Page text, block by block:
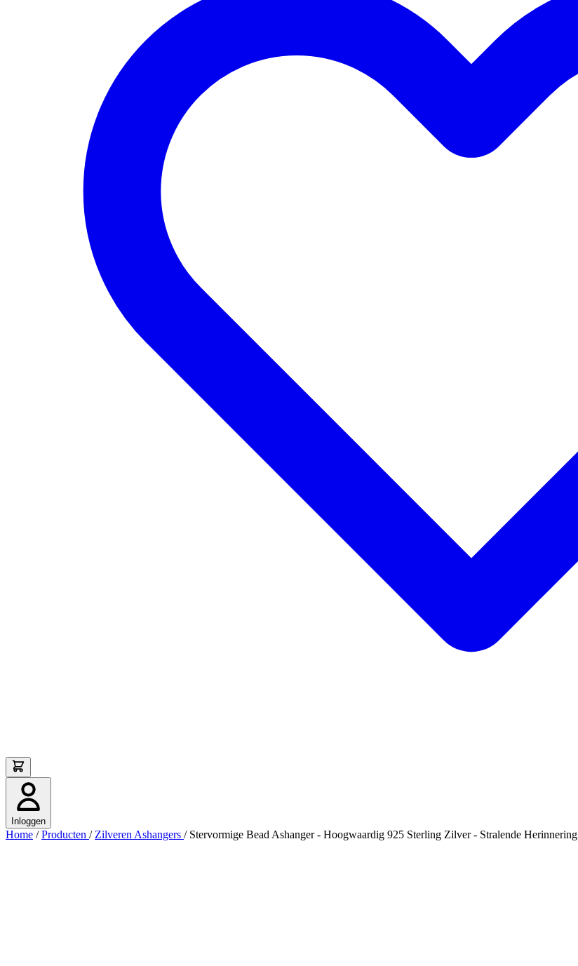
Inloggen
Home / Producten / Zilveren Ashangers / Stervormige Bead Ashanger - Hoogwaardig 925 Sterling Zilver - Stralende Herinnering